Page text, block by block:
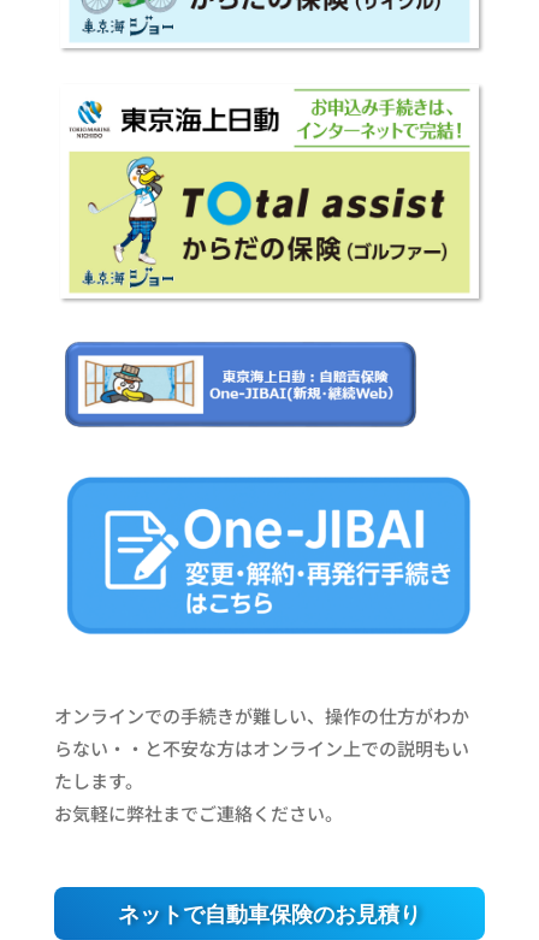
オンラインでの手続きが難しい、操作の仕方がわか
らない・・と不安な方はオンライン上での説明もい
たします。
お気軽に弊社までご連絡ください。
ネットで自動車保険のお見積り